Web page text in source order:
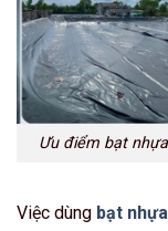
Ưu điểm bạt
Việc dùng bạt